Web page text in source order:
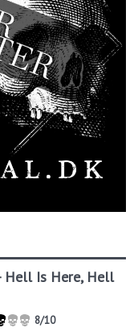
Hell Is Here, Hell
8/10